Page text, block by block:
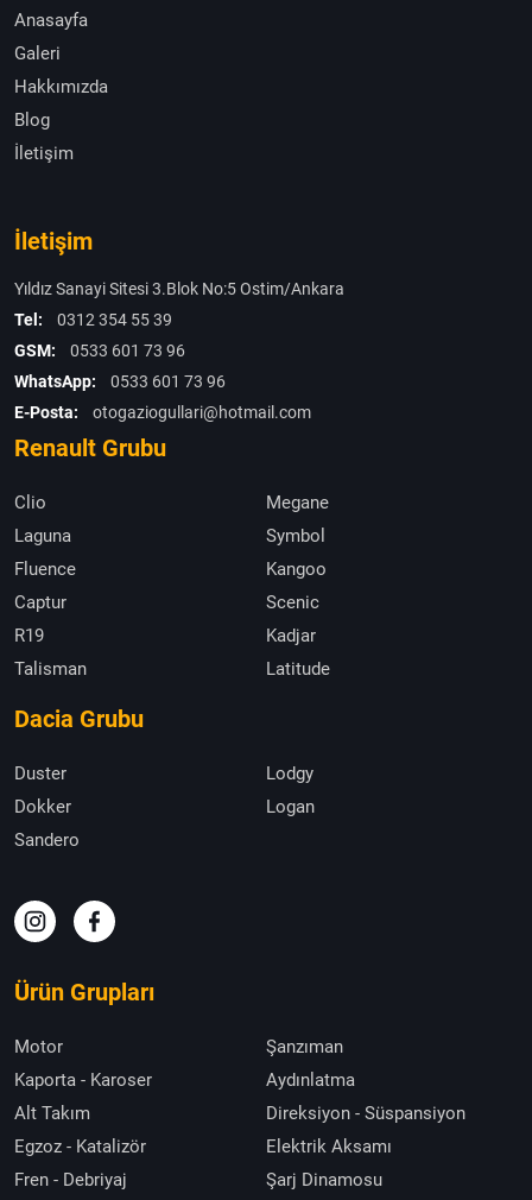
Anasayfa
Galeri
Hakkımızda
Blog
İletişim
İletişim
Yıldız Sanayi Sitesi 3.Blok No:5 Ostim/Ankara
Tel:
0312 354 55 39
GSM:
0533 601 73 96
WhatsApp:
0533 601 73 96
E-Posta:
otogaziogullari@hotmail.com
Renault Grubu
Clio
Megane
Laguna
Symbol
Fluence
Kangoo
Captur
Scenic
R19
Kadjar
Talisman
Latitude
Dacia Grubu
Duster
Lodgy
Dokker
Logan
Sandero
Ürün Grupları
Motor
Şanzıman
Kaporta - Karoser
Aydınlatma
Alt Takım
Direksiyon - Süspansiyon
Egzoz - Katalizör
Elektrik Aksamı
Fren - Debriyaj
Şarj Dinamosu